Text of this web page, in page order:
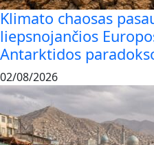
Klimato chaosas
liepsnojančios
Antarktidos
02/08/2026